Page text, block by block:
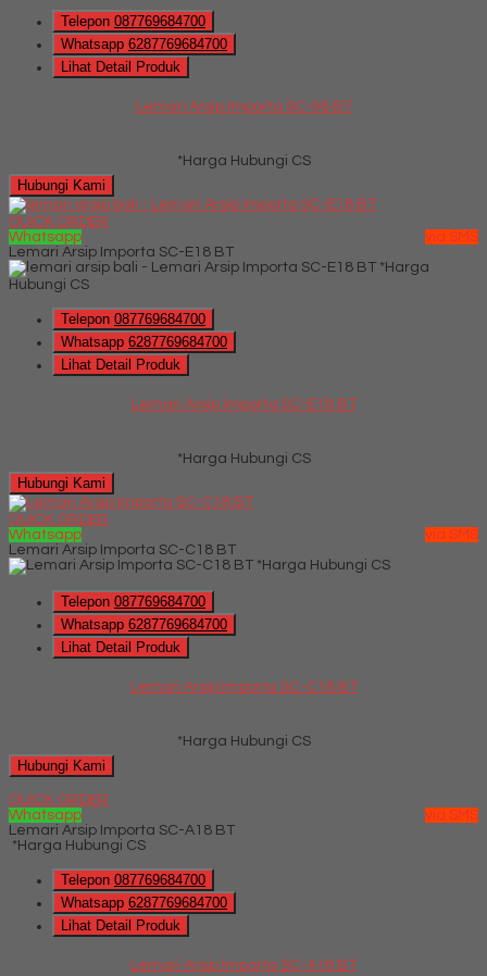
Telepon 087769684700
Whatsapp 6287769684700
Lihat Detail Produk
Lemari Arsip Importa SC-06 BT
*Harga Hubungi CS
Hubungi Kami
QUICK ORDER
Whatsapp
via SMS
Lemari Arsip Importa SC-E18 BT
*Harga
Hubungi CS
Telepon 087769684700
Whatsapp 6287769684700
Lihat Detail Produk
Lemari Arsip Importa SC-E18 BT
*Harga Hubungi CS
Hubungi Kami
QUICK ORDER
Whatsapp
via SMS
Lemari Arsip Importa SC-C18 BT
*Harga Hubungi CS
Telepon 087769684700
Whatsapp 6287769684700
Lihat Detail Produk
Lemari Arsip Importa SC-C18 BT
*Harga Hubungi CS
Hubungi Kami
QUICK ORDER
Whatsapp
via SMS
Lemari Arsip Importa SC-A18 BT
*Harga Hubungi CS
Telepon 087769684700
Whatsapp 6287769684700
Lihat Detail Produk
Lemari Arsip Importa SC-A18 BT